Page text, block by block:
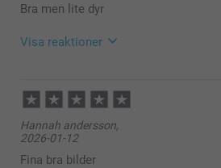
Bra men lite dyr
Visa reaktioner
10:21
Hej Ewalott,
Tack för din recension! 😊
Vad roligt att höra att du är
spelkort.
Hannah andersson,
2026-01-12
Fina bra bilder